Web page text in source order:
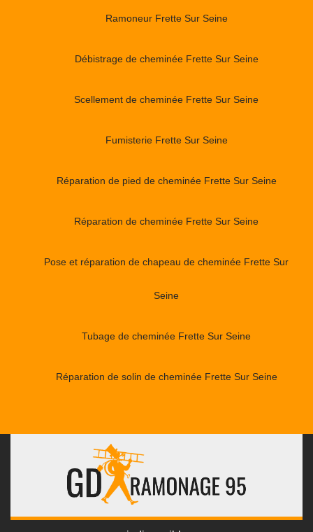
Ramoneur Frette Sur Seine
Débistrage de cheminée Frette Sur Seine
Scellement de cheminée Frette Sur Seine
Fumisterie Frette Sur Seine
Réparation de pied de cheminée Frette Sur Seine
Réparation de cheminée Frette Sur Seine
Pose et réparation de chapeau de cheminée Frette Sur
Seine
Tubage de cheminée Frette Sur Seine
Réparation de solin de cheminée Frette Sur Seine